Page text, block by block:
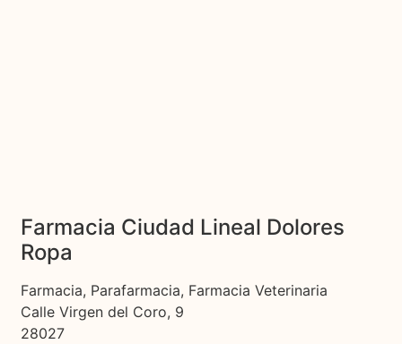
Farmacia Ciudad Lineal Dolores
Ropa
Farmacia, Parafarmacia, Farmacia Veterinaria
Calle Virgen del Coro, 9
28027